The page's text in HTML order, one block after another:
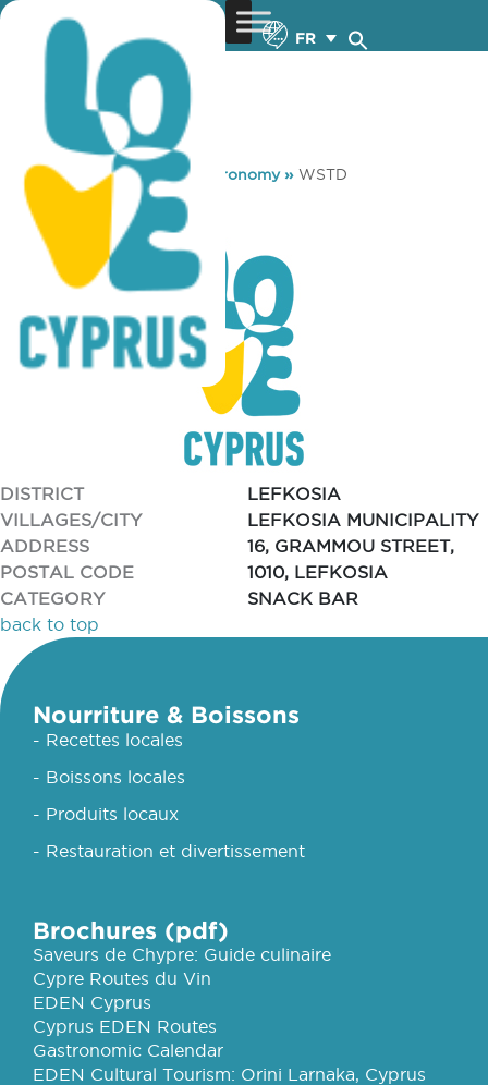
FR
You are here: Home »Gastronomy» WSTD
WSTD
DISTRICT
LEFKOSIA
VILLAGES/CITY
LEFKOSIA MUNICIPALITY
ADDRESS
16, GRAMMOU STREET,
POSTAL CODE
1010, LEFKOSIA
CATEGORY
SNACK BAR
back to top
Nourriture & Boissons
- Recettes locales
- Boissons locales
- Produits locaux
- Restauration et divertissement
Brochures (pdf)
Saveurs de Chypre: Guide culinaire
Cypre Routes du Vin
EDEN Cyprus
Cyprus EDEN Routes
Gastronomic Calendar
EDEN Cultural Tourism: Orini Larnaka, Cyprus